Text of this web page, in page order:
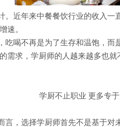
。近年来中餐餐饮行业的收入
速。
吃喝不再是为了生存和温饱，而
需求，学厨师的人越来越多也就
学厨不止职业 更多专
言，选择学厨师首先不是基于